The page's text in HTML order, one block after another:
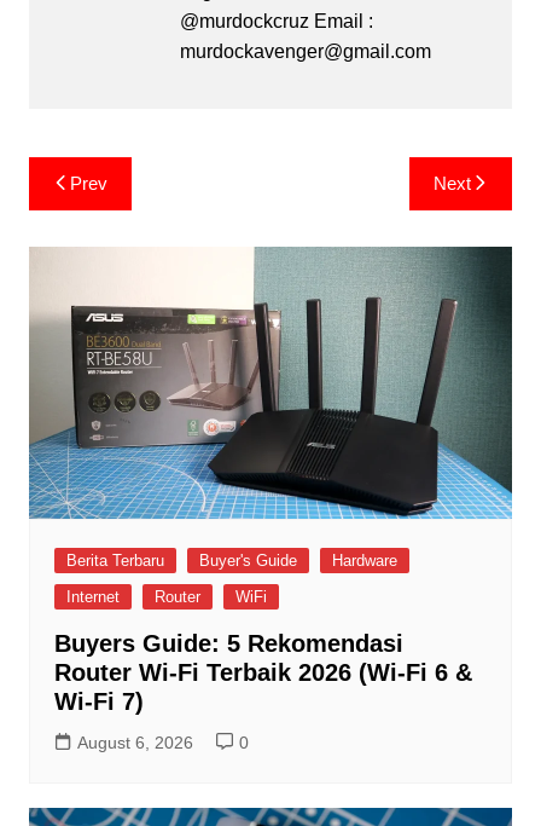
@murdockcruz Email :
murdockavenger@gmail.com
Post
navigation
Prev Next
Berita Terbaru Buyer's Guide
Hardware
Internet
Router WiFi
Buyers Guide: 5 Rekomendasi
Router Wi-Fi Terbaik 2026 (Wi-Fi 6 &
Wi-Fi 7)
August 6, 2026 0